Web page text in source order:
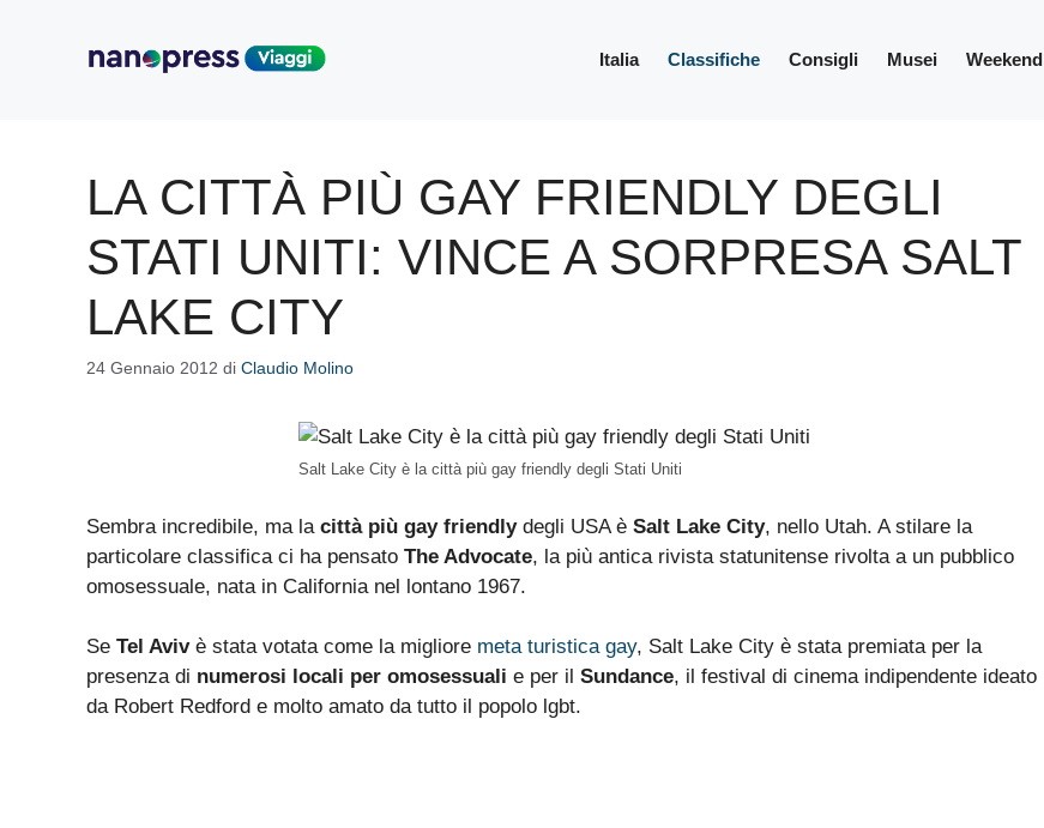
Italia Classifiche Consigli Musei Weekend
LA CITTÀ PIÙ GAY FRIENDLY DEGLI
STATI UNITI: VINCE A SORPRESA SALT
LAKE CITY
24 Gennaio 2012 di Claudio Molino
Salt Lake City è la città più gay friendly degli Stati Uniti
Sembra incredibile, ma la città più gay friendlydegli USA è Salt Lake City, nello Utah. A stilare la
particolare classifica ci ha pensato The Advocate, la più antica rivista statunitense rivolta a un pubblico
omosessuale, nata in California nel lontano 1967.
Se Tel Avivè stata votata come la migliore meta turistica gay, Salt Lake City è stata premiata per la
presenza di numerosi locali per omosessuali e per il Sundance, il festival di cinema indipendente ideato
da Robert Redford e molto amato da tutto il popolo lgbt.